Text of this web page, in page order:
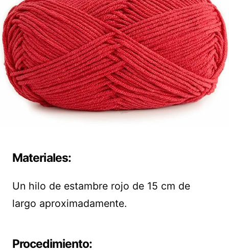
Materiales:
Un hilo de estambre rojo de 15 cm de
largo aproximadamente.
Procedimiento: